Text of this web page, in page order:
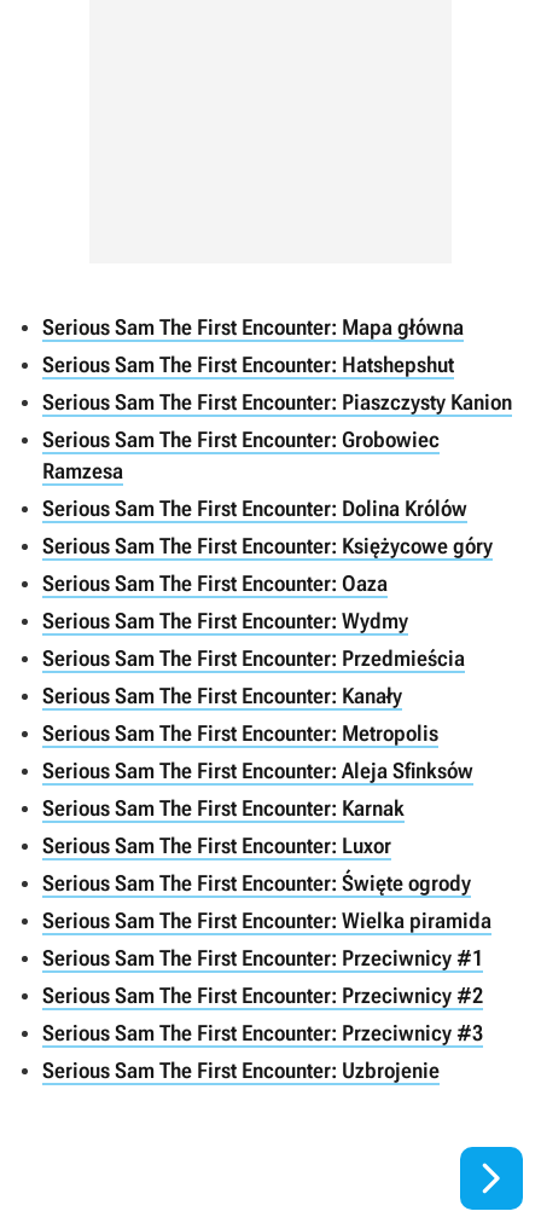
Serious Sam The First Encounter: Mapa główna
Serious Sam The First Encounter: Hatshepshut
Serious Sam The First Encounter: Piaszczysty Kanion
Serious Sam The First Encounter: Grobowiec
Ramzesa
Serious Sam The First Encounter: Dolina Królów
Serious Sam The First Encounter: Księżycowe góry
Serious Sam The First Encounter: Oaza
Serious Sam The First Encounter: Wydmy
Serious Sam The First Encounter: Przedmieścia
Serious Sam The First Encounter: Kanały
Serious Sam The First Encounter: Metropolis
Serious Sam The First Encounter: Aleja Sfinksów
Serious Sam The First Encounter: Karnak
Serious Sam The First Encounter: Luxor
Serious Sam The First Encounter: Święte ogrody
Serious Sam The First Encounter: Wielka piramida
Serious Sam The First Encounter: Przeciwnicy #1
Serious Sam The First Encounter: Przeciwnicy #2
Serious Sam The First Encounter: Przeciwnicy #3
Serious Sam The First Encounter: Uzbrojenie
